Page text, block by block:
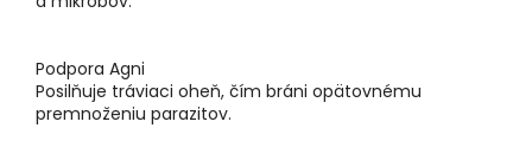
Podpora Agni
Posilňuje tráviaci oheň, čím bráni opätovnému
premnoženiu parazitov.